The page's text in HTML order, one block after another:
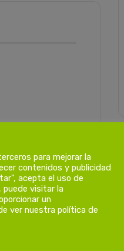
para mejorar la
contenidos y publicidad
acepta el uso de
puede visitar la
un
ver nuestra política de